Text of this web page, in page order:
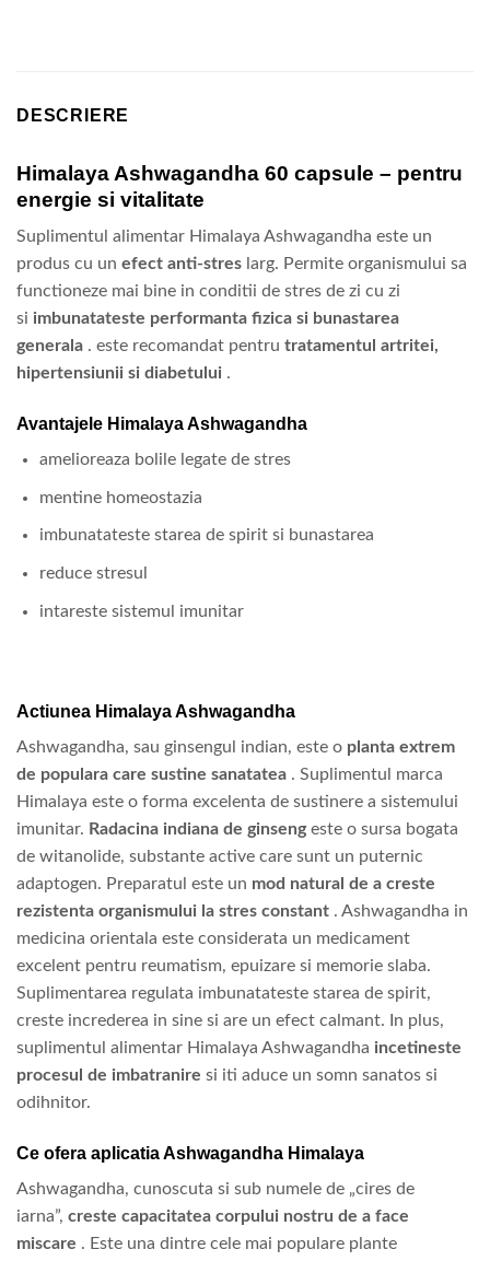
DESCRIERE
Himalaya Ashwagandha 60 capsule – pentru
energie si vitalitate
Suplimentul alimentar Himalaya Ashwagandha este un
produs cu un efect anti-stres larg. Permite organismului sa
functioneze mai bine in conditii de stres de zi cu zi
si imbunatateste performanta fizica si bunastarea
generala . este recomandat pentru tratamentul artritei,
hipertensiunii si diabetului .
Avantajele Himalaya Ashwagandha
amelioreaza bolile legate de stres
mentine homeostazia
imbunatateste starea de spirit si bunastarea
reduce stresul
intareste sistemul imunitar
Actiunea Himalaya Ashwagandha
Ashwagandha, sau ginsengul indian, este o planta extrem
de populara care sustine sanatatea . Suplimentul marca
Himalaya este o forma excelenta de sustinere a sistemului
imunitar. Radacina indiana de ginsengeste o sursa bogata
de witanolide, substante active care sunt un puternic
adaptogen. Preparatul este un mod natural de a creste
rezistenta organismului la stres constant . Ashwagandha in
medicina orientala este considerata un medicament
excelent pentru reumatism, epuizare si memorie slaba.
Suplimentarea regulata imbunatateste starea de spirit,
creste increderea in sine si are un efect calmant. In plus,
suplimentul alimentar Himalaya Ashwagandha incetineste
procesul de imbatranire si iti aduce un somn sanatos si
odihnitor.
Ce ofera aplicatia Ashwagandha Himalaya
Ashwagandha, cunoscuta si sub numele de „cires de
iarna”, creste capacitatea corpului nostru de a face
miscare . Este una dintre cele mai populare plante